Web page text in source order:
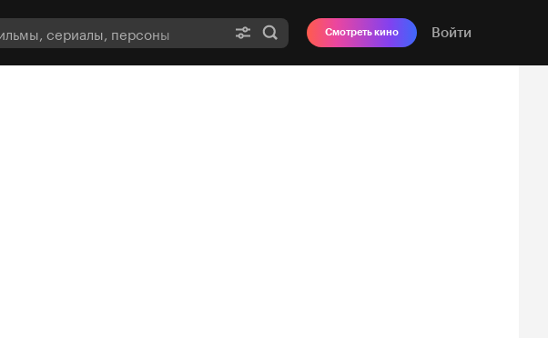
Смотреть кино Войти